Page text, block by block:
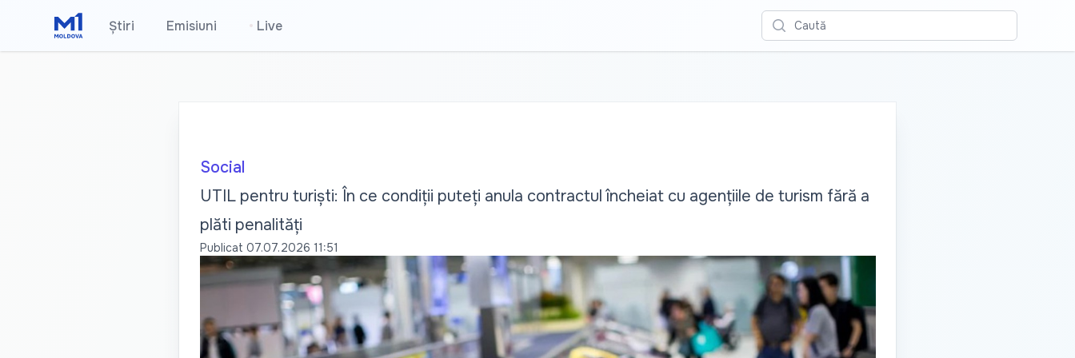
Știri Emisiuni • Live Caută
Social
UTIL pentru turiști: În ce condiții puteți anula contractul încheiat cu agențiile de turism fără a
plăti penalități
Publicat 07.07.2026 11:51